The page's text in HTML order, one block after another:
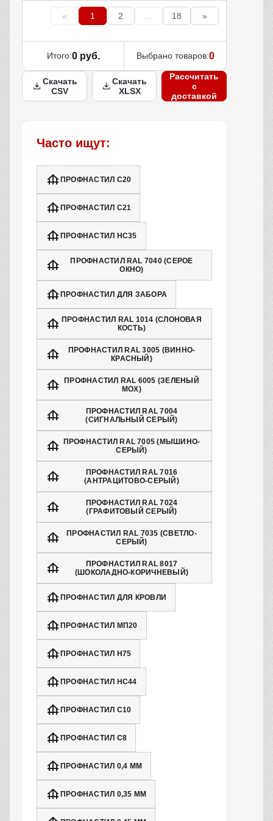
« 1 2 18 »
Итого:0 руб. Выбрано товаров:0
Скачать
CSV
Скачать
XLSX
Рассчитать
с
доставкой
Часто ищут:
ПРОФНАСТИЛ С20
ПРОФНАСТИЛ С21
ПРОФНАСТИЛ НС35
ПРОФНАСТИЛ RAL 7040 (СЕРОЕ
ОКНО)
ПРОФНАСТИЛ ДЛЯ ЗАБОРА
ПРОФНАСТИЛ RAL 1014 (СЛОНОВАЯ
КОСТЬ)
ПРОФНАСТИЛ RAL 3005 (ВИННО-
КРАСНЫЙ)
ПРОФНАСТИЛ RAL 6005 (ЗЕЛЕНЫЙ
МОХ)
ПРОФНАСТИЛ RAL 7004
(СИГНАЛЬНЫЙ СЕРЫЙ)
ПРОФНАСТИЛ RAL 7005 (МЫШИНО-
СЕРЫЙ)
ПРОФНАСТИЛ RAL 7016
(АНТРАЦИТОВО-СЕРЫЙ)
ПРОФНАСТИЛ RAL 7024
(ГРАФИТОВЫЙ СЕРЫЙ)
ПРОФНАСТИЛ RAL 7035 (СВЕТЛО-
СЕРЫЙ)
ПРОФНАСТИЛ RAL 8017
(ШОКОЛАДНО-КОРИЧНЕВЫЙ)
ПРОФНАСТИЛ ДЛЯ КРОВЛИ
ПРОФНАСТИЛ МП20
ПРОФНАСТИЛ Н75
ПРОФНАСТИЛ НС44
ПРОФНАСТИЛ С10
ПРОФНАСТИЛ С8
ПРОФНАСТИЛ 0,4 ММ
ПРОФНАСТИЛ 0,35 ММ